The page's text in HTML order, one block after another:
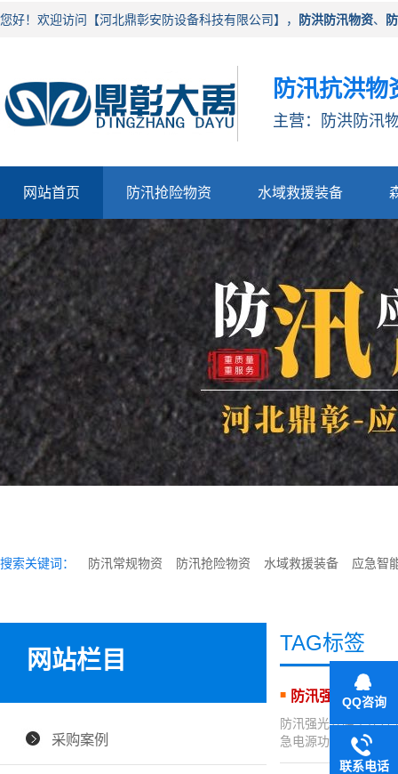
您好！欢迎访问【河北鼎彰安防设备科技有限公司】， 防洪防汛物资、
防汛抗洪
主营：防洪防汛
网站首页 防汛抢险物资 水域救援装备
搜索关键词： 防汛常规物资 防汛抢险物资 水域救援装备 应急智
网站栏目
采购案例
TAG标签
防汛强光升降工
防汛强光升降工作
急电源功能，灯具用
QQ咨询
联系电话